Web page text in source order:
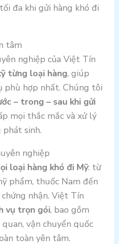
đa khi gửi hàng khó đi
tâm
nghiệp của Việt Tín
từng loại hàng, giúp
phù hợp nhất. Chúng tôi
– trong – sau khi gửi
mọi thắc mắc và xử lý
sinh.
nghiệp
loại hàng khó đi Mỹ: từ
phẩm, thuốc Nam đến
nhận. Việt Tín
vụ trọn gói, bao gồm
vận chuyển quốc
toàn yên tâm.